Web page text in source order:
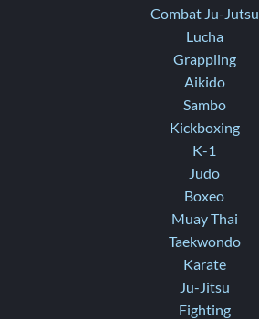
Combat Ju-Jutsu
Lucha
Grappling
Aikido
Sambo
Kickboxing
K-1
Judo
Boxeo
Muay Thai
Taekwondo
Karate
Ju-Jitsu
Fighting